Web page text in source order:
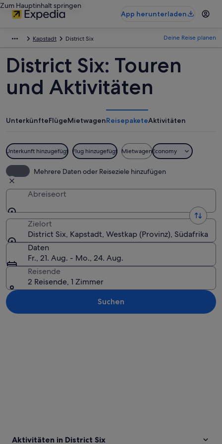
Zum Hauptinhalt springen
App herunterladen
Kapstadt District Six Deine Reise planen
District Six: Touren
und Aktivitäten
UnterkünfteFlügeMietwagenReisepaketeAktivitäten
Unterkunft hinzugefügt Flug hinzugefügt MietwagenEconomy
Mehrere Daten oder Reiseziele hinzufügen
Abreiseort
Zielort
District Six, Kapstadt, Westkap (Provinz), Südafrika
Daten
Fr., 21. Aug. - Mo., 24. Aug.
Reisende
2 Reisende, 1 Zimmer
Suchen
Aktivitäten in District Six